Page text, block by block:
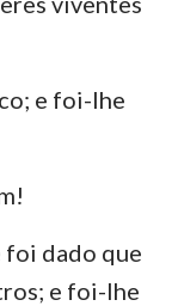
e foi-lhe
foi dado que
e foi-lhe